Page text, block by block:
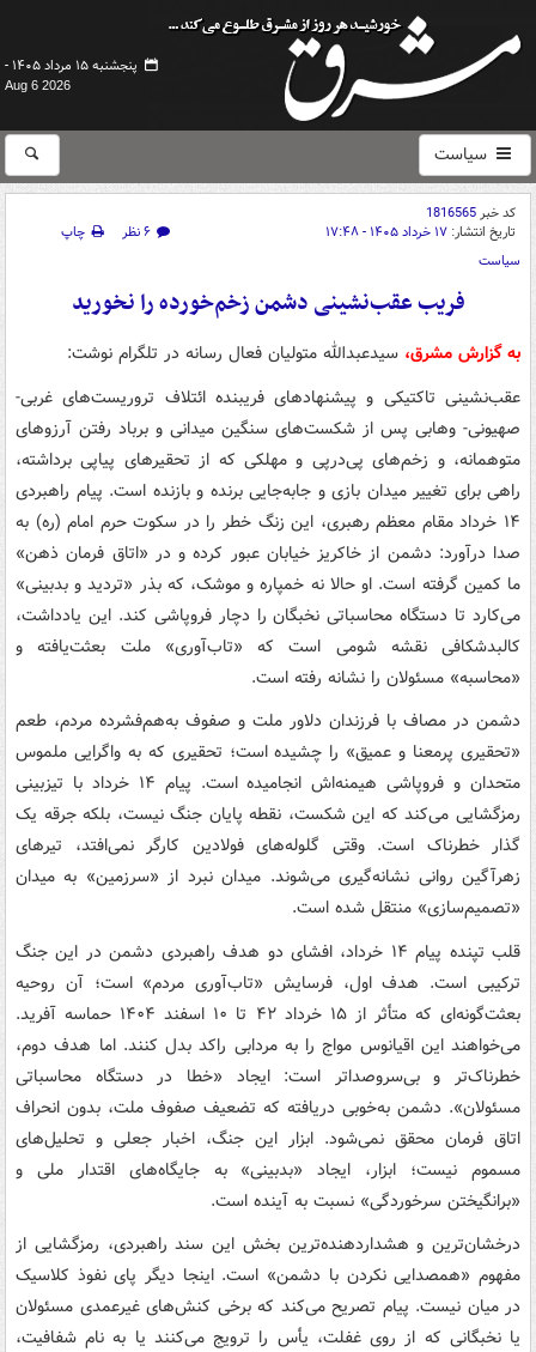
پنجشنبه ۱۵ مرداد ۱۴۰۵ -
Aug 6 2026
سیاست
کد خبر1816565
تاریخ انتشار: ۱۷ خرداد ۱۴۰۵ - ۱۷:۴۸ ۶ نظر
چاپ
سیاست
فریب عقب‌نشینی دشمن زخم‌خورده را نخورید
به گزارش مشرق، سیدعبدالله متولیان فعال رسانه در تلگرام نوشت:
عقب‌نشینی تاکتیکی و پیشنهادهای فریبنده ائتلاف تروریست‌های غربی-
صهیونی- وهابی پس از شکست‌های سنگین میدانی و برباد رفتن آرزوهای
متوهمانه، و زخم‌های پی‌درپی و مهلکی که از تحقیرهای پیاپی برداشته،
راهی برای تغییر میدان بازی و جابه‌جایی برنده و بازنده است. پیام راهبردی
۱۴ خرداد مقام معظم رهبری، این زنگ خطر را در سکوت حرم امام (ره) به
صدا درآورد: دشمن از خاکریز خیابان عبور کرده و در «اتاق فرمان ذهن»
ما کمین گرفته است. او حالا نه خمپاره و موشک، که بذر «تردید و بدبینی»
می‌کارد تا دستگاه محاسباتی نخبگان را دچار فروپاشی کند. این یادداشت،
کالبدشکافی نقشه شومی است که «تاب‌آوری» ملت بعثت‌یافته و
«محاسبه» مسئولان را نشانه رفته است.
دشمن در مصاف با فرزندان دلاور ملت و صفوف به‌هم‌فشرده مردم، طعم
«تحقیری پرمعنا و عمیق» را چشیده است؛ تحقیری که به واگرایی ملموس
متحدان و فروپاشی هیمنه‌اش انجامیده است. پیام ۱۴ خرداد با تیزبینی
رمزگشایی می‌کند که این شکست، نقطه پایان جنگ نیست، بلکه جرقه یک
گذار خطرناک است. وقتی گلوله‌های فولادین کارگر نمی‌افتد، تیرهای
زهرآگین روانی نشانه‌گیری می‌شوند. میدان نبرد از «سرزمین» به میدان
«تصمیم‌سازی» منتقل شده است.
قلب تپنده پیام ۱۴ خرداد، افشای دو هدف راهبردی دشمن در این جنگ
ترکیبی است. هدف اول، فرسایش «تاب‌آوری مردم» است؛ آن روحیه
بعثت‌گونه‌ای که متأثر از ۱۵ خرداد ۴۲ تا ۱۰ اسفند ۱۴۰۴ حماسه آفرید.
می‌خواهند این اقیانوس مواج را به مردابی راکد بدل کنند. اما هدف دوم،
خطرناک‌تر و بی‌سروصداتر است: ایجاد «خطا در دستگاه محاسباتی
مسئولان». دشمن به‌خوبی دریافته که تضعیف صفوف ملت، بدون انحراف
اتاق فرمان محقق نمی‌شود. ابزار این جنگ، اخبار جعلی و تحلیل‌های
مسموم نیست؛ ابزار، ایجاد «بدبینی» به جایگاه‌های اقتدار ملی و
«برانگیختن سرخوردگی» نسبت به آینده است.
درخشان‌ترین و هشداردهنده‌ترین بخش این سند راهبردی، رمزگشایی از
مفهوم «همصدایی نکردن با دشمن» است. اینجا دیگر پای نفوذ کلاسیک
در میان نیست. پیام تصریح می‌کند که برخی کنش‌های غیرعمدی مسئولان
یا نخبگانی که از روی غفلت، یأس را ترویج می‌کنند یا به نام شفافیت،